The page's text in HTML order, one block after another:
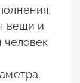
вещи и
человек